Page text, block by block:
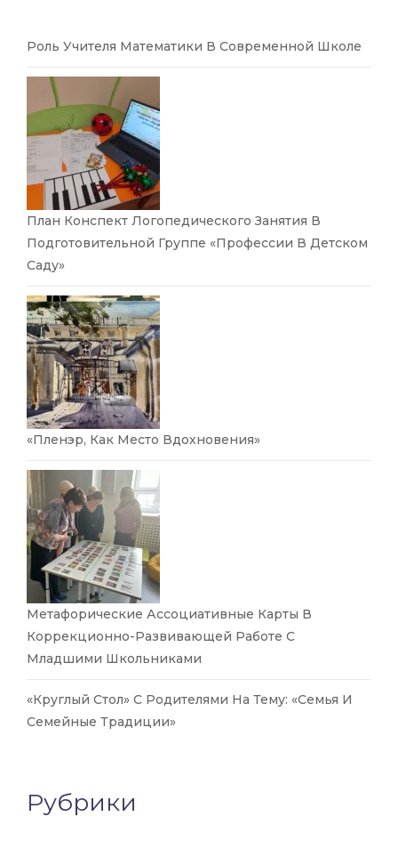
Роль Учителя Математики В Современной Школе
План Конспект Логопедического Занятия В
Подготовительной Группе «Профессии В Детском
Саду»
«Пленэр, Как Место Вдохновения»
Метафорические Ассоциативные Карты В
Коррекционно-Развивающей Работе С
Младшими Школьниками
«Круглый Стол» С Родителями На Тему: «Семья И
Семейные Традиции»
Рубрики